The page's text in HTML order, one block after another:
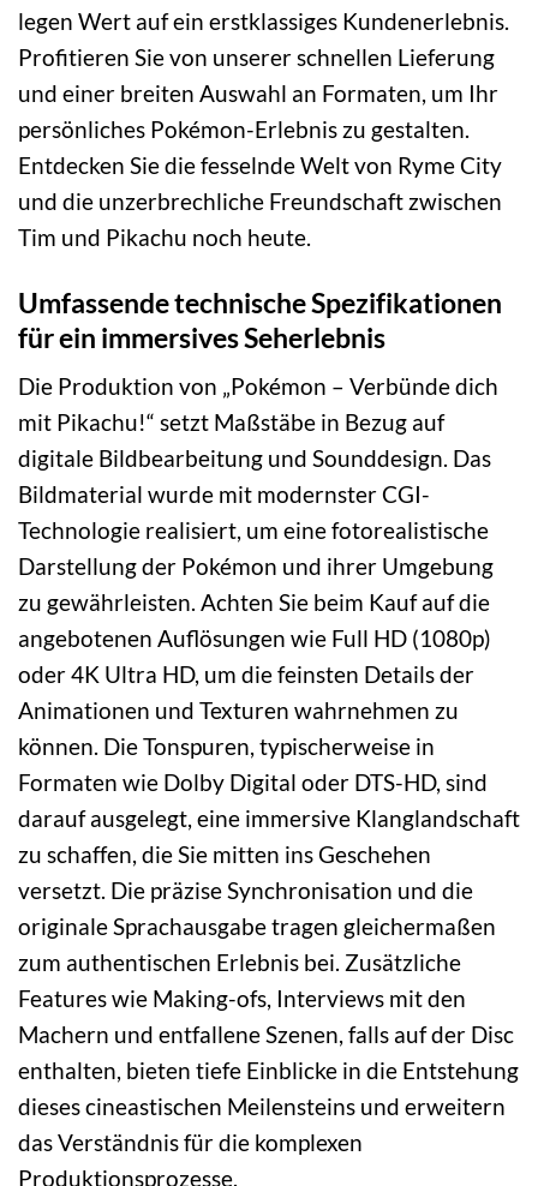
legen Wert auf ein erstklassiges Kundenerlebnis.
Profitieren Sie von unserer schnellen Lieferung
und einer breiten Auswahl an Formaten, um Ihr
persönliches Pokémon-Erlebnis zu gestalten.
Entdecken Sie die fesselnde Welt von Ryme City
und die unzerbrechliche Freundschaft zwischen
Tim und Pikachu noch heute.
Umfassende technische Spezifikationen
für ein immersives Seherlebnis
Die Produktion von „Pokémon – Verbünde dich
mit Pikachu!“ setzt Maßstäbe in Bezug auf
digitale Bildbearbeitung und Sounddesign. Das
Bildmaterial wurde mit modernster CGI-
Technologie realisiert, um eine fotorealistische
Darstellung der Pokémon und ihrer Umgebung
zu gewährleisten. Achten Sie beim Kauf auf die
angebotenen Auflösungen wie Full HD (1080p)
oder 4K Ultra HD, um die feinsten Details der
Animationen und Texturen wahrnehmen zu
können. Die Tonspuren, typischerweise in
Formaten wie Dolby Digital oder DTS-HD, sind
darauf ausgelegt, eine immersive Klanglandschaft
zu schaffen, die Sie mitten ins Geschehen
versetzt. Die präzise Synchronisation und die
originale Sprachausgabe tragen gleichermaßen
zum authentischen Erlebnis bei. Zusätzliche
Features wie Making-ofs, Interviews mit den
Machern und entfallene Szenen, falls auf der Disc
enthalten, bieten tiefe Einblicke in die Entstehung
dieses cineastischen Meilensteins und erweitern
das Verständnis für die komplexen
Produktionsprozesse.